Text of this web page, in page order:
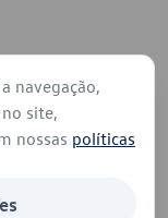
navegação,
site,
nossas políticas